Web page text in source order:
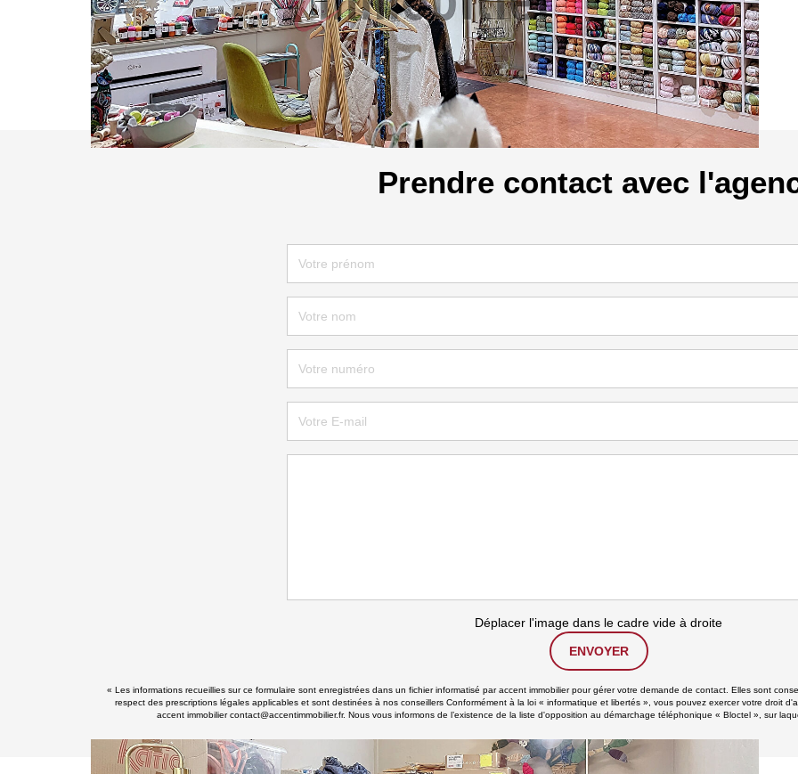
Idéal pour investisseur.
Nos honoraires
Partager :
Prendre contact avec
Déplacer l'image dans le cadre vide à droite
ENVOYER
« Les informations recueillies sur ce formulaire sont enregistrées dans un fichier informatisé par accent immobilier pour gérer votre demande de contact. Elles sont
respect des prescriptions légales applicables et sont destinées à nos conseillers Conformément à la loi « informatique et libertés », vous pouvez exercer votre droit
accent immobilier contact@accentimmobilier.fr. Nous vous informons de l’existence de la liste d'opposition au démarchage téléphonique « Bloctel », sur